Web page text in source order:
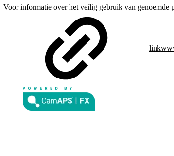
Voor informatie over het veilig gebruik van genoemde
link